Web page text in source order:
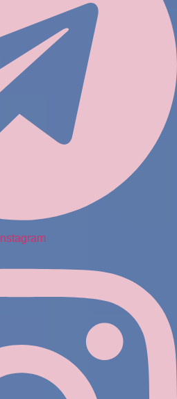
Instagram